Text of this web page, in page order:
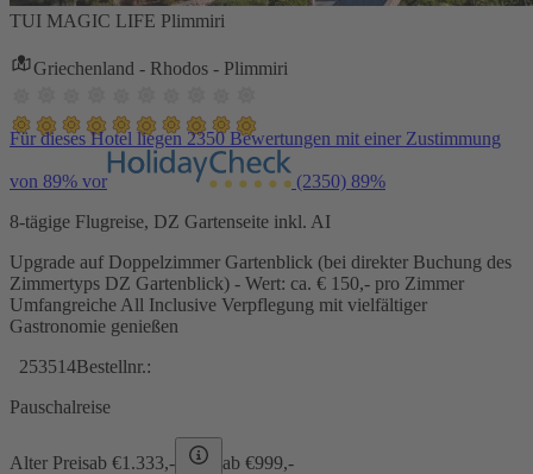
TUI MAGIC LIFE Plimmiri
Griechenland - Rhodos - Plimmiri
Für dieses Hotel liegen 2350 Bewertungen mit einer Zustimmung
von 89% vor (2350) 89%
8-tägige Flugreise, DZ Gartenseite inkl. AI
Upgrade auf Doppelzimmer Gartenblick (bei direkter Buchung des
Zimmertyps DZ Gartenblick) - Wert: ca. € 150,- pro Zimmer
Umfangreiche All Inclusive Verpflegung mit vielfältiger
Gastronomie genießen
253514Bestellnr.:
Pauschalreise
Alter Preisab €1.333,- ab €999,-